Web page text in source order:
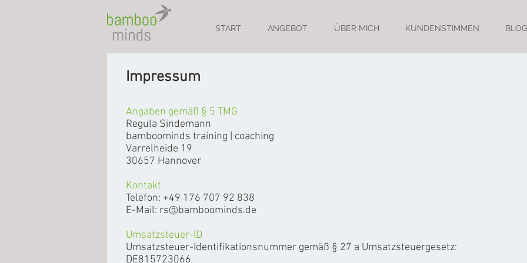
START ANGEBOT ÜBER MICH KUNDENSTIMMEN BLOG
Impressum
Angaben gemäß § 5 TMG
Regula Sindemann
bamboominds training | coaching
Varrelheide 19
30657 Hannover
Kontakt
Telefon: +49 176 707 92 838
E-Mail: rs@bamboominds.de
Umsatzsteuer-ID
Umsatzsteuer-Identifikationsnummer gemäß § 27 a Umsatzsteuergesetz:
DE815723066